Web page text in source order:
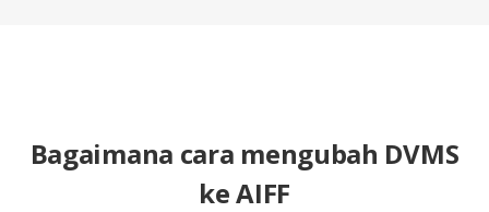
Bagaimana cara mengubah DVMS
ke AIFF